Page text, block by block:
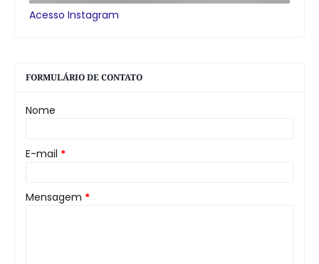
Acesso Instagram
FORMULÁRIO DE CONTATO
Nome
E-mail *
Mensagem *